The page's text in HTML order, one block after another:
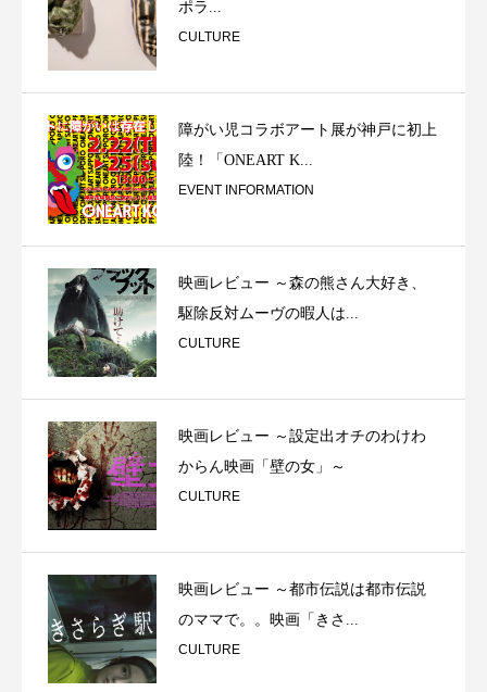
ポラ...
CULTURE
障がい児コラボアート展が神戸に初上
陸！「ONEART K...
EVENT INFORMATION
映画レビュー ～森の熊さん大好き、
駆除反対ムーヴの暇人は...
CULTURE
映画レビュー ～設定出オチのわけわ
からん映画「壁の女」～
CULTURE
映画レビュー ～都市伝説は都市伝説
のママで。。映画「きさ...
CULTURE